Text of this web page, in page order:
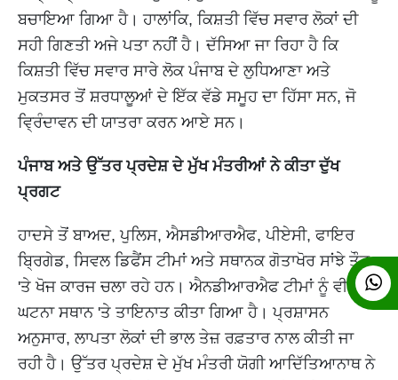
ਬਚਾਇਆ ਗਿਆ ਹੈ। ਹਾਲਾਂਕਿ, ਕਿਸ਼ਤੀ ਵਿੱਚ ਸਵਾਰ ਲੋਕਾਂ ਦੀ
ਸਹੀ ਗਿਣਤੀ ਅਜੇ ਪਤਾ ਨਹੀਂ ਹੈ। ਦੱਸਿਆ ਜਾ ਰਿਹਾ ਹੈ ਕਿ
ਕਿਸ਼ਤੀ ਵਿੱਚ ਸਵਾਰ ਸਾਰੇ ਲੋਕ ਪੰਜਾਬ ਦੇ ਲੁਧਿਆਣਾ ਅਤੇ
ਮੁਕਤਸਰ ਤੋਂ ਸ਼ਰਧਾਲੂਆਂ ਦੇ ਇੱਕ ਵੱਡੇ ਸਮੂਹ ਦਾ ਹਿੱਸਾ ਸਨ, ਜੋ
ਵ੍ਰਿੰਦਾਵਨ ਦੀ ਯਾਤਰਾ ਕਰਨ ਆਏ ਸਨ।
ਪੰਜਾਬ ਅਤੇ ਉੱਤਰ ਪ੍ਰਦੇਸ਼ ਦੇ ਮੁੱਖ ਮੰਤਰੀਆਂ ਨੇ ਕੀਤਾ ਦੁੱਖ
ਪ੍ਰਗਟ
ਹਾਦਸੇ ਤੋਂ ਬਾਅਦ, ਪੁਲਿਸ, ਐਸਡੀਆਰਐਫ, ਪੀਏਸੀ, ਫਾਇਰ
ਬ੍ਰਿਗੇਡ, ਸਿਵਲ ਡਿਫੈਂਸ ਟੀਮਾਂ ਅਤੇ ਸਥਾਨਕ ਗੋਤਾਖੋਰ ਸਾਂਝੇ ਤੌਰ
'ਤੇ ਖੋਜ ਕਾਰਜ ਚਲਾ ਰਹੇ ਹਨ। ਐਨਡੀਆਰਐਫ ਟੀਮਾਂ ਨੂੰ ਵੀ
ਘਟਨਾ ਸਥਾਨ 'ਤੇ ਤਾਇਨਾਤ ਕੀਤਾ ਗਿਆ ਹੈ। ਪ੍ਰਸ਼ਾਸਨ
ਅਨੁਸਾਰ, ਲਾਪਤਾ ਲੋਕਾਂ ਦੀ ਭਾਲ ਤੇਜ਼ ਰਫ਼ਤਾਰ ਨਾਲ ਕੀਤੀ ਜਾ
ਰਹੀ ਹੈ। ਉੱਤਰ ਪ੍ਰਦੇਸ਼ ਦੇ ਮੁੱਖ ਮੰਤਰੀ ਯੋਗੀ ਆਦਿੱਤਿਆਨਾਥ ਨੇ